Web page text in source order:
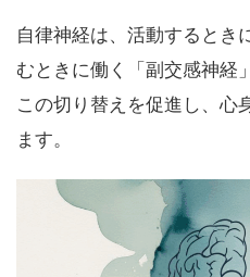
自律神経は、活動するとき
むときに働く「副交感神経
この切り替えを促進し、心
ます。